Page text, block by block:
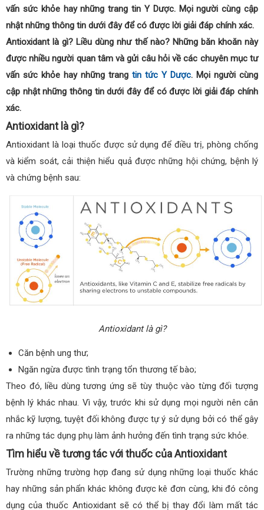
vấn sức khỏe hay những trang tin Y Dược. Mọi người cùng cập
nhật những thông tin dưới đây để có được lời giải đáp chính xác.
Antioxidant là gì? Liều dùng như thế nào? Những băn khoăn này
được nhiều người quan tâm và gửi câu hỏi về các chuyên mục tư
vấn sức khỏe hay những trang tin tức Y Dược. Mọi người cùng
cập nhật những thông tin dưới đây để có được lời giải đáp chính
xác.
Antioxidant là gì?
Antioxidant là loại thuốc được sử dụng để điều trị, phòng chống
và kiểm soát, cải thiện hiểu quả được những hội chứng, bệnh lý
và chứng bệnh sau:
Antioxidant là gì?
Căn bệnh ung thư;
Ngăn ngừa được tình trạng tổn thương tế bào;
Theo đó, liều dùng tương ứng sẽ tùy thuộc vào từng đối tượng
bệnh lý khác nhau. Vì vậy, trước khi sử dụng mọi người nên cân
nhắc kỹ lượng, tuyệt đối không được tự ý sử dụng bởi có thể gây
ra những tác dụng phụ làm ảnh hưởng đến tình trạng sức khỏe.
Tìm hiểu về tương tác với thuốc của Antioxidant
Trường những trường hợp đang sử dụng những loại thuốc khác
hay những sản phẩn khác không được kê đơn cùng, khi đó công
dụng của thuốc Antioxidant sẽ có thể bị thay đổi làm mất tác